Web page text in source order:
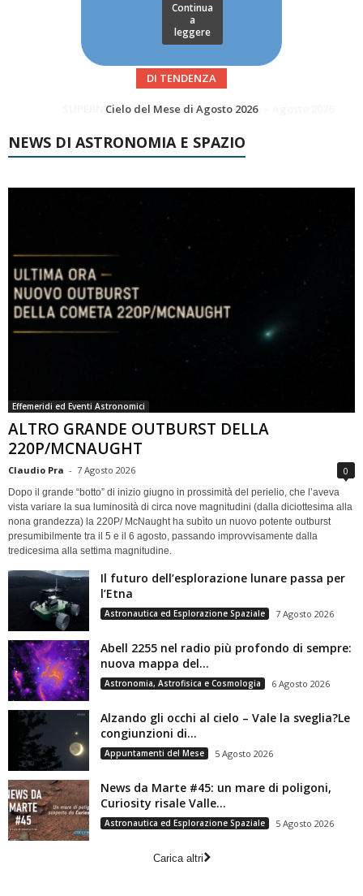
Continua
a
leggere
DI TENDENZA
SUPERNOVAE aggiornamenti del mese – Agosto 2026
Le Comete del mese di Agosto: LA 10P/TEMPEL AL PERIELIO
NEWS DI ASTRONOMIA E SPAZIO
Effemeridi ed Eventi Astronomici
ALTRO GRANDE OUTBURST DELLA
220P/MCNAUGHT
Claudio Pra - 7 Agosto 2026 0
Dopo il grande “botto” di inizio giugno in prossimità del perielio, che l’aveva
vista variare la sua luminosità di circa nove magnitudini (dalla diciottesima alla
nona grandezza) la 220P/ McNaught ha subìto un nuovo potente outburst
presumibilmente tra il 5 e il 6 agosto, passando improvvisamente dalla
tredicesima alla settima magnitudine.
Il futuro dell’esplorazione lunare passa per
l’Etna
Astronautica ed Esplorazione Spaziale 7 Agosto 2026
Abell 2255 nel radio più profondo di sempre:
nuova mappa del...
Astronomia, Astrofisica e Cosmologia 6 Agosto 2026
Alzando gli occhi al cielo – Vale la sveglia?Le
congiunzioni di...
Appuntamenti del Mese 5 Agosto 2026
News da Marte #45: un mare di poligoni,
Curiosity risale Valle...
Astronautica ed Esplorazione Spaziale 5 Agosto 2026
Carica altri